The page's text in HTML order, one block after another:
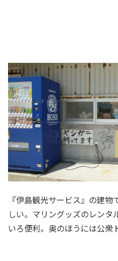
『伊島観光サービス』の建
しい。マリングッズのレンタ
いろ便利。奥のほうには公衆